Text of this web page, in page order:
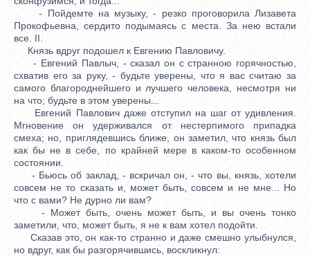
- Пойдемте на музыку, - резко проговорила Лизавета
Прокофьевна, сердито подымаясь с места. За нею встали
все. II.
Князь вдруг подошел к Евгению Павловичу.
- Евгений Павлыч, - сказал он с странною горячностью,
схватив его за руку, - будьте уверены, что я вас считаю за
самого благороднейшего и лучшего человека, несмотря ни
на что; будьте в этом уверены...
Евгений Павлович даже отступил на шаг от удивления.
Мгновение он удерживался от нестерпимого припадка
смеха; но, приглядевшись ближе, он заметил, что князь был
как бы не в себе, по крайней мере в каком-то особенном
состоянии.
- Бьюсь об заклад, - вскричал он, - что вы, князь, хотели
совсем не то сказать и, может быть, совсем и не мне... Но
что с вами? Не дурно ли вам?
- Может быть, очень может быть, и вы очень тонко
заметили, что, может быть, я не к вам хотел подойти.
Сказав это, он как-то странно и даже смешно улыбнулся,
но вдруг, как бы разгорячившись, воскликнул: